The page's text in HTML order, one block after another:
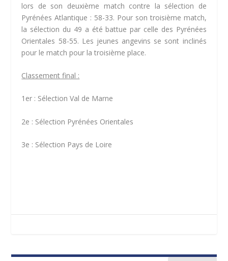
lors de son deuxième match contre la sélection de
Pyrénées Atlantique : 58-33. Pour son troisième match,
la sélection du 49 a été battue par celle des Pyrénées
Orientales 58-55. Les jeunes angevins se sont inclinés
pour le match pour la troisième place.
Classement final :
1er : Sélection Val de Marne
2e : Sélection Pyrénées Orientales
3e : Sélection Pays de Loire